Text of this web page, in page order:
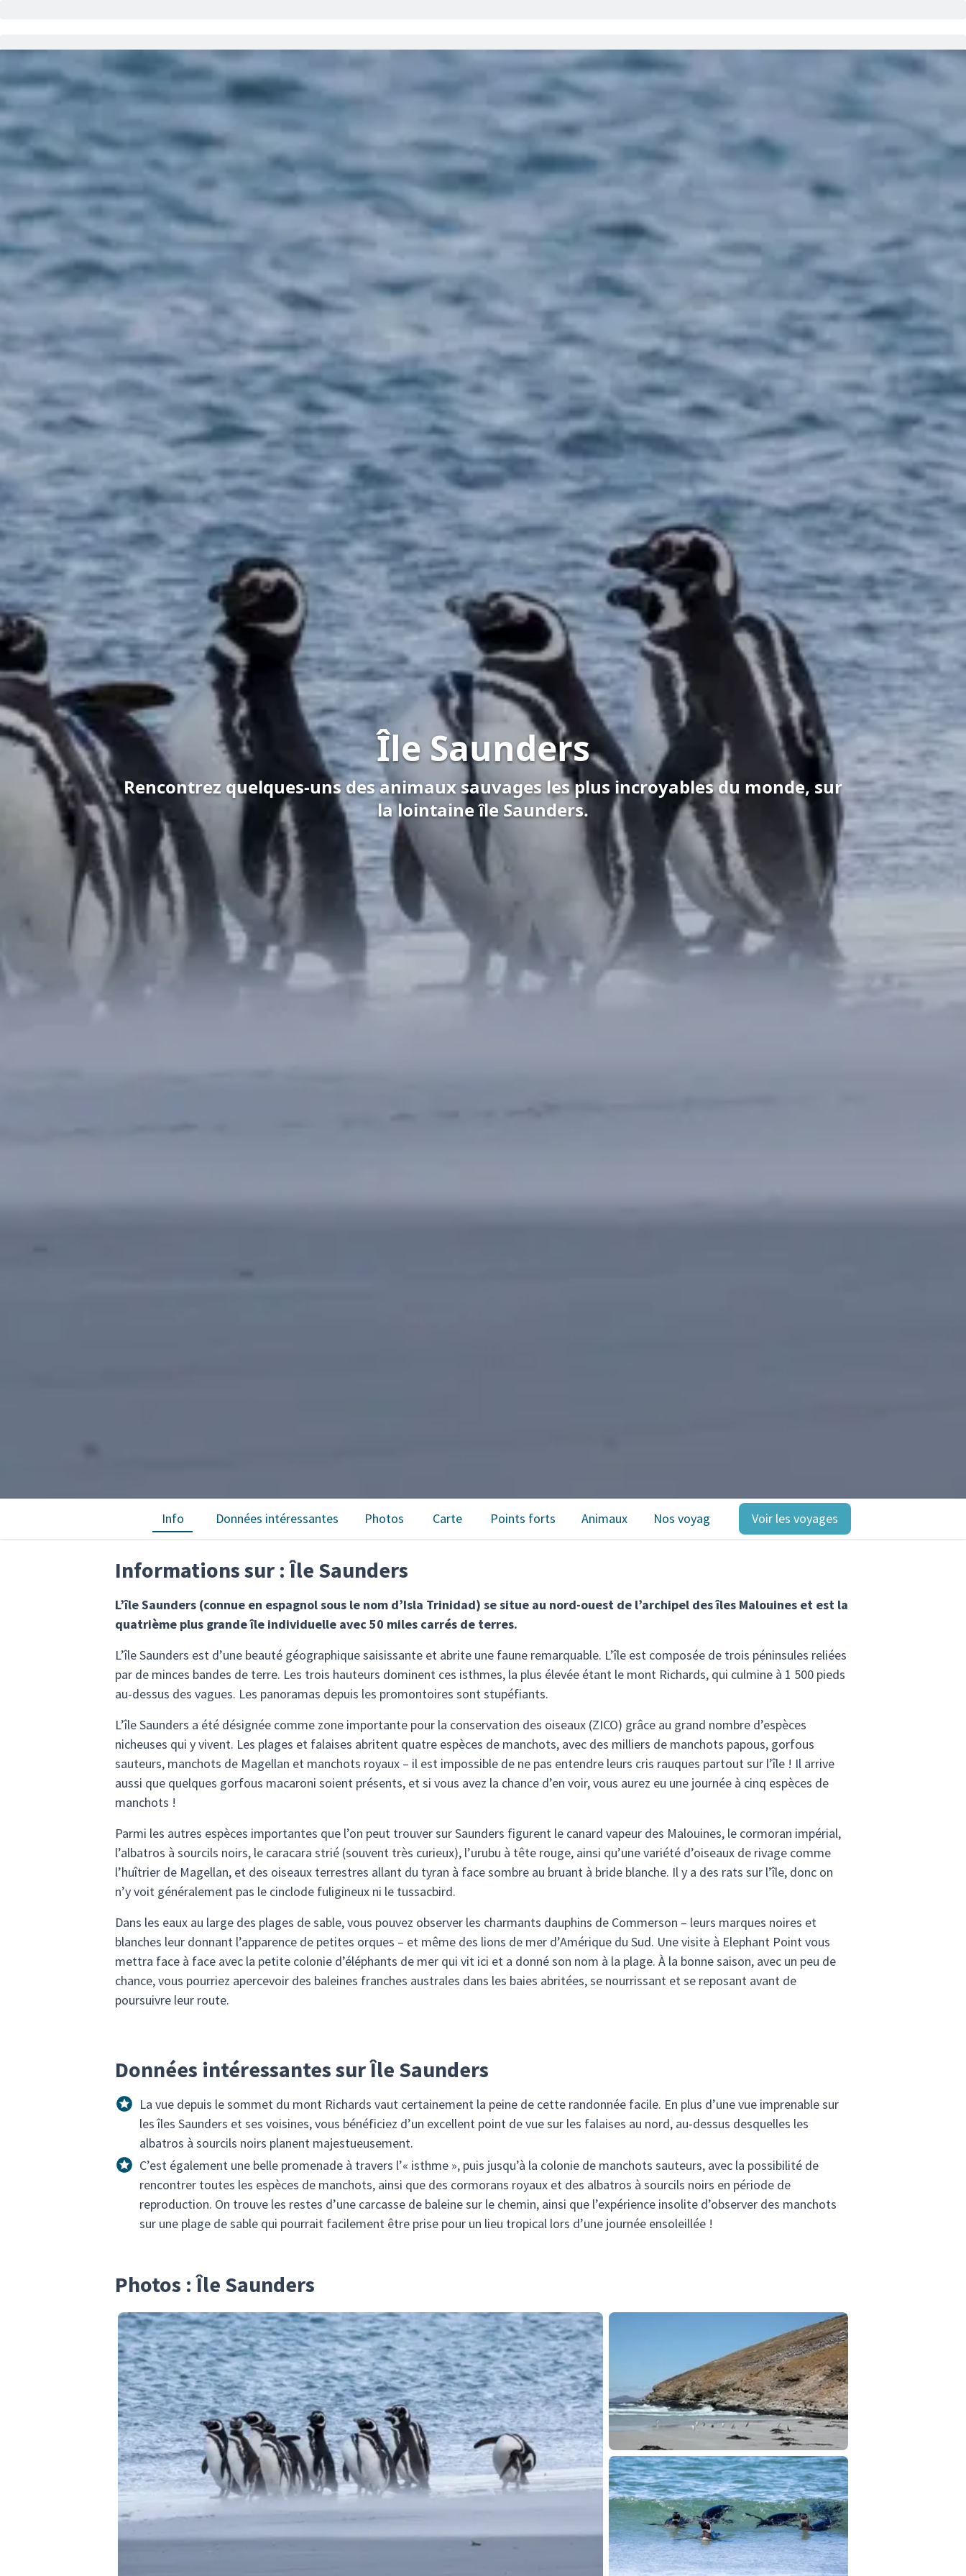
Île Saunders
Rencontrez quelques-uns des animaux sauvages les plus incroyables du monde, sur
la lointaine île Saunders.
Info Données intéressantes Photos Carte Points forts Animaux Nos voyages Voir les voyages
Informations sur : Île Saunders
L’île Saunders (connue en espagnol sous le nom d’Isla Trinidad) se situe au nord-ouest de l’archipel des îles Malouines et est la
quatrième plus grande île individuelle avec 50 miles carrés de terres.
L’île Saunders est d’une beauté géographique saisissante et abrite une faune remarquable. L’île est composée de trois péninsules reliées
par de minces bandes de terre. Les trois hauteurs dominent ces isthmes, la plus élevée étant le mont Richards, qui culmine à 1 500 pieds
au-dessus des vagues. Les panoramas depuis les promontoires sont stupéfiants.
L’île Saunders a été désignée comme zone importante pour la conservation des oiseaux (ZICO) grâce au grand nombre d’espèces
nicheuses qui y vivent. Les plages et falaises abritent quatre espèces de manchots, avec des milliers de manchots papous, gorfous
sauteurs, manchots de Magellan et manchots royaux – il est impossible de ne pas entendre leurs cris rauques partout sur l’île ! Il arrive
aussi que quelques gorfous macaroni soient présents, et si vous avez la chance d’en voir, vous aurez eu une journée à cinq espèces de
manchots !
Parmi les autres espèces importantes que l’on peut trouver sur Saunders figurent le canard vapeur des Malouines, le cormoran impérial,
l’albatros à sourcils noirs, le caracara strié (souvent très curieux), l’urubu à tête rouge, ainsi qu’une variété d’oiseaux de rivage comme
l’huîtrier de Magellan, et des oiseaux terrestres allant du tyran à face sombre au bruant à bride blanche. Il y a des rats sur l’île, donc on
n’y voit généralement pas le cinclode fuligineux ni le tussacbird.
Dans les eaux au large des plages de sable, vous pouvez observer les charmants dauphins de Commerson – leurs marques noires et
blanches leur donnant l’apparence de petites orques – et même des lions de mer d’Amérique du Sud. Une visite à Elephant Point vous
mettra face à face avec la petite colonie d’éléphants de mer qui vit ici et a donné son nom à la plage. À la bonne saison, avec un peu de
chance, vous pourriez apercevoir des baleines franches australes dans les baies abritées, se nourrissant et se reposant avant de
poursuivre leur route.
Données intéressantes sur Île Saunders
La vue depuis le sommet du mont Richards vaut certainement la peine de cette randonnée facile. En plus d’une vue imprenable sur
les îles Saunders et ses voisines, vous bénéficiez d’un excellent point de vue sur les falaises au nord, au-dessus desquelles les
albatros à sourcils noirs planent majestueusement.
C’est également une belle promenade à travers l’« isthme », puis jusqu’à la colonie de manchots sauteurs, avec la possibilité de
rencontrer toutes les espèces de manchots, ainsi que des cormorans royaux et des albatros à sourcils noirs en période de
reproduction. On trouve les restes d’une carcasse de baleine sur le chemin, ainsi que l’expérience insolite d’observer des manchots
sur une plage de sable qui pourrait facilement être prise pour un lieu tropical lors d’une journée ensoleillée !
Photos : Île Saunders